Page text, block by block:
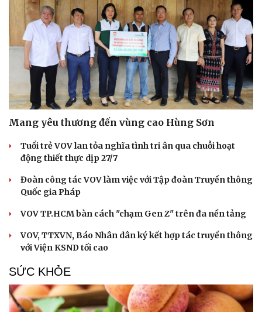
Mang yêu thương đến vùng cao Hùng Sơn
Tuổi trẻ VOV lan tỏa nghĩa tình tri ân qua chuỗi hoạt
động thiết thực dịp 27/7
Đoàn công tác VOV làm việc với Tập đoàn Truyền thông
Quốc gia Pháp
VOV TP.HCM bàn cách "chạm Gen Z" trên đa nền tảng
VOV, TTXVN, Báo Nhân dân ký kết hợp tác truyền thông
với Viện KSND tối cao
SỨC KHỎE